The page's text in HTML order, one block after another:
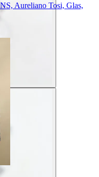
Aureliano Tosi, Glas,